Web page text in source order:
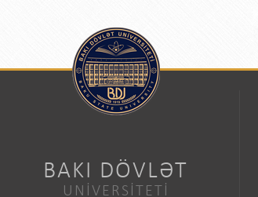
BAKI DÖVLƏT
UNİVERSİTETİ